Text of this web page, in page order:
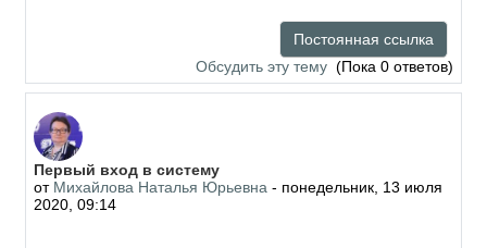
Постоянная ссылка
Обсудить эту тему (Пока 0 ответов)
Первый вход в систему
от Михайлова Наталья Юрьевна - понедельник, 13 июля
2020, 09:14